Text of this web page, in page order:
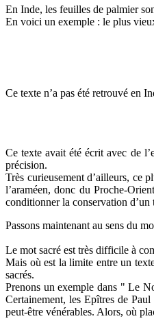
En Inde, les feuilles de palmier
En voici un exemple : le plus
Ce texte n’a pas été retrouvé en
Ce texte avait été écrit avec de
précision.
Très curieusement d’ailleurs, ce
l’araméen, donc du Proche-
conditionner la conservation d’un
Passons maintenant au sens du
Le mot sacré est très difficile à
Mais où est la limite entre un
sacrés.
Prenons un exemple dans " Le
Certainement, les Epîtres de Paul
peut-être vénérables. Alors, où